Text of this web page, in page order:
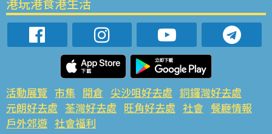
活動展覽 市集 開倉 尖沙咀好去處 銅鑼灣好去處
元朗好去處 荃灣好去處 旺角好去處 社會 餐廳情報
戶外郊遊 社會福利